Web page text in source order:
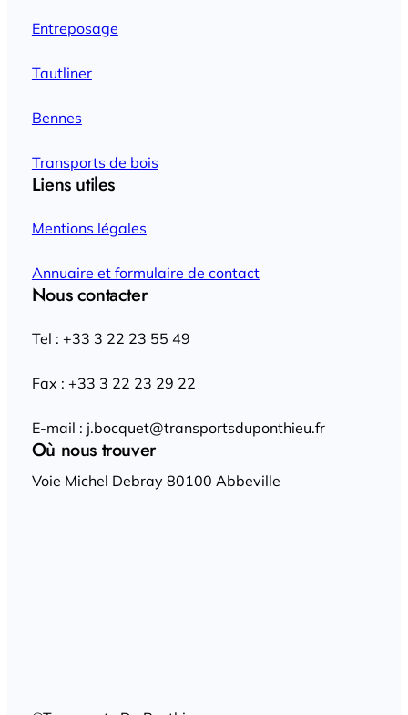
Entreposage
Tautliner
Bennes
Transports de bois
Liens utiles
Mentions légales
Annuaire et formulaire de contact
Nous contacter
Tel : +33 3 22 23 55 49
Fax : +33 3 22 23 29 22
E-mail : j.bocquet@transportsduponthieu.fr
Où nous trouver
Voie Michel Debray 80100 Abbeville